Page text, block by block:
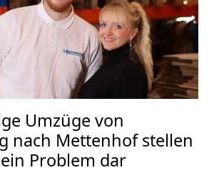
Umzüge von
nach Mettenhof stellen
Problem dar